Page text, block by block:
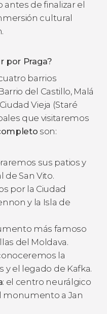
de finalizar el
cultural
por Praga?
barrios
del Castillo, Malá
Vieja (Staré
que visitaremos
son:
sus patios y
de San Vito.
por la Ciudad
y la Isla de
más famoso
del Moldava.
la
y el legado de Kafka.
: el centro neurálgico
monumento a Jan